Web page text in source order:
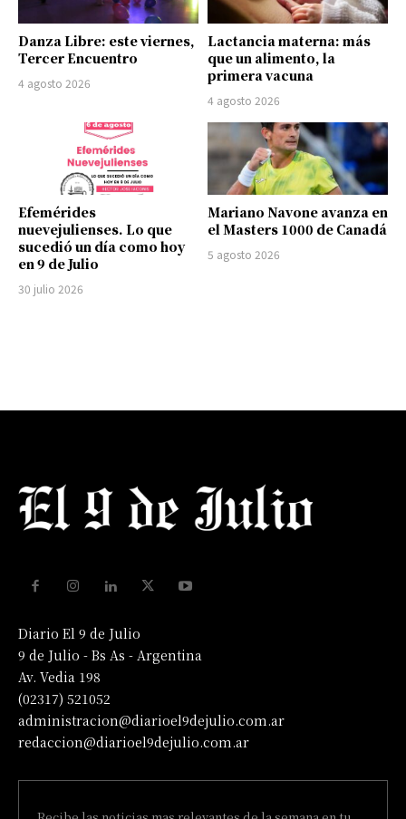
Danza Libre: este viernes,
Tercer Encuentro
4 agosto 2026
Lactancia materna: más
que un alimento, la
primera vacuna
4 agosto 2026
Efemérides
nuevejulienses. Lo que
sucedió un día como hoy
en 9 de Julio
30 julio 2026
Mariano Navone avanza en
el Masters 1000 de Canadá
5 agosto 2026
Diario El 9 de Julio
9 de Julio - Bs As - Argentina
Av. Vedia 198
(02317) 521052
administracion@diarioel9dejulio.com.ar
redaccion@diarioel9dejulio.com.ar